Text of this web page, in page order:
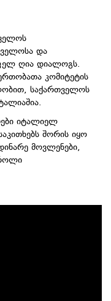
და
ღია დიალოგს.
კომიტეტის
საქართველოს
იტალიელ
შორის იყო
მოვლენები,